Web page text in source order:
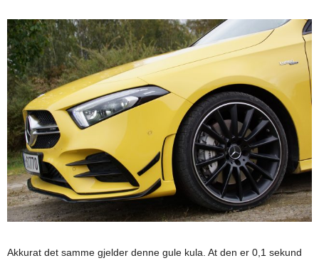
Akkurat det samme gjelder denne gule kula. At den er 0,1 sekund